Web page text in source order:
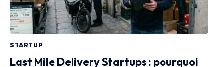
STARTUP
Last Mile Delivery Startups : pourquoi